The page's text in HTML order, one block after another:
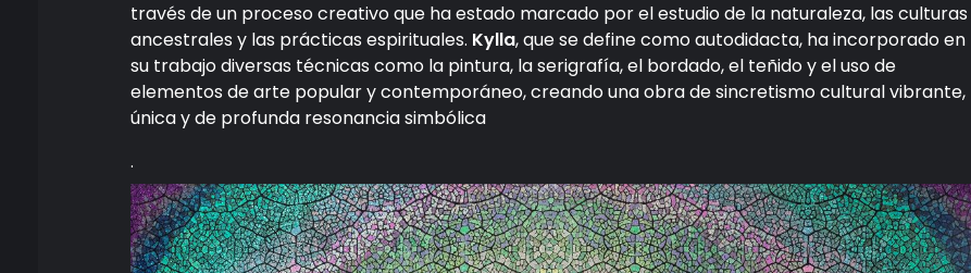
través de un proceso creativo que ha estado marcado por el estudio de la naturaleza, las culturas
ancestrales y las prácticas espirituales. Kylla, que se define como autodidacta, ha incorporado en
su trabajo diversas técnicas como la pintura, la serigrafía, el bordado, el teñido y el uso de
elementos de arte popular y contemporáneo, creando una obra de sincretismo cultural vibrante,
única y de profunda resonancia simbólica
.